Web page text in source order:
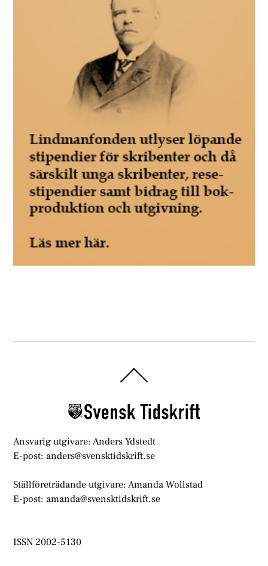
To
Ansvarig utgivare: Anders Ydstedt
E-post: anders@svensktidskrift.se
Ställföreträdande utgivare: Amanda Wollstad
E-post: amanda@svensktidskrift.se
ISSN 2002-5130